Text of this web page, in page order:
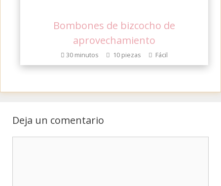
Bombones de bizcocho de
aprovechamiento
30 minutos 10 piezas Fácil
Deja un comentario